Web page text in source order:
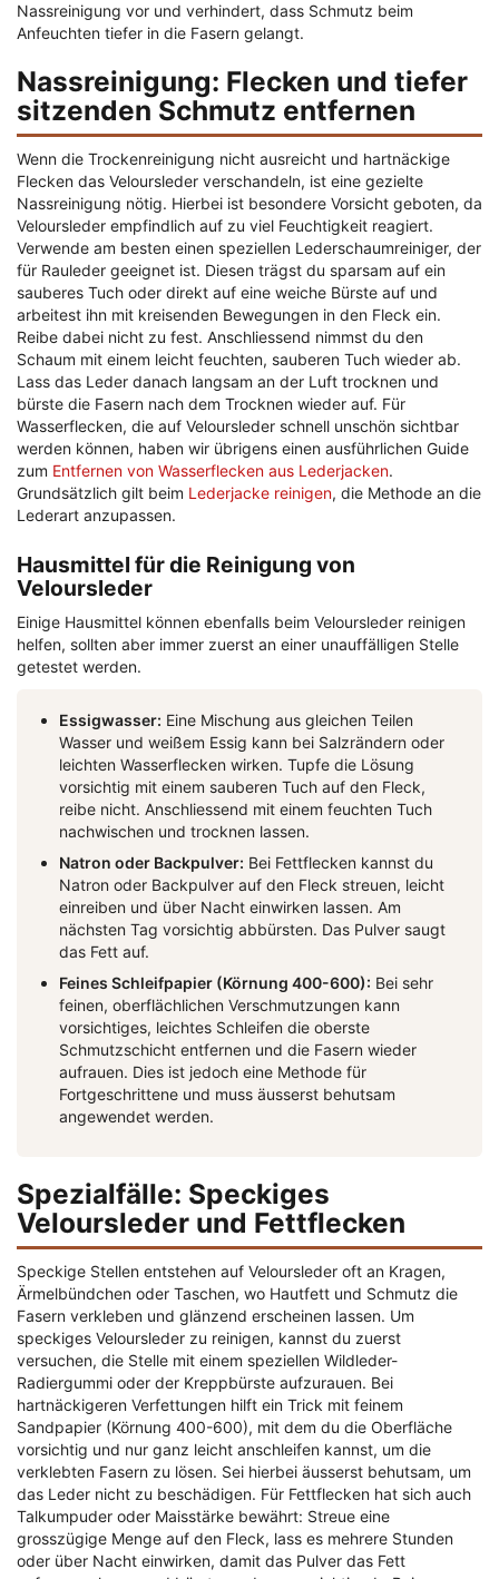
Nassreinigung vor und verhindert, dass Schmutz beim
Anfeuchten tiefer in die Fasern gelangt.
Nassreinigung: Flecken und tiefer
sitzenden Schmutz entfernen
Wenn die Trockenreinigung nicht ausreicht und hartnäckige
Flecken das Veloursleder verschandeln, ist eine gezielte
Nassreinigung nötig. Hierbei ist besondere Vorsicht geboten, da
Veloursleder empfindlich auf zu viel Feuchtigkeit reagiert.
Verwende am besten einen speziellen Lederschaumreiniger, der
für Rauleder geeignet ist. Diesen trägst du sparsam auf ein
sauberes Tuch oder direkt auf eine weiche Bürste auf und
arbeitest ihn mit kreisenden Bewegungen in den Fleck ein.
Reibe dabei nicht zu fest. Anschliessend nimmst du den
Schaum mit einem leicht feuchten, sauberen Tuch wieder ab.
Lass das Leder danach langsam an der Luft trocknen und
bürste die Fasern nach dem Trocknen wieder auf. Für
Wasserflecken, die auf Veloursleder schnell unschön sichtbar
werden können, haben wir übrigens einen ausführlichen Guide
zum Entfernen von Wasserflecken aus Lederjacken.
Grundsätzlich gilt beim Lederjacke reinigen, die Methode an die
Lederart anzupassen.
Hausmittel für die Reinigung von
Veloursleder
Einige Hausmittel können ebenfalls beim Veloursleder reinigen
helfen, sollten aber immer zuerst an einer unauffälligen Stelle
getestet werden.
Essigwasser: Eine Mischung aus gleichen Teilen
Wasser und weißem Essig kann bei Salzrändern oder
leichten Wasserflecken wirken. Tupfe die Lösung
vorsichtig mit einem sauberen Tuch auf den Fleck,
reibe nicht. Anschliessend mit einem feuchten Tuch
nachwischen und trocknen lassen.
Natron oder Backpulver: Bei Fettflecken kannst du
Natron oder Backpulver auf den Fleck streuen, leicht
einreiben und über Nacht einwirken lassen. Am
nächsten Tag vorsichtig abbürsten. Das Pulver saugt
das Fett auf.
Feines Schleifpapier (Körnung 400-600): Bei sehr
feinen, oberflächlichen Verschmutzungen kann
vorsichtiges, leichtes Schleifen die oberste
Schmutzschicht entfernen und die Fasern wieder
aufrauen. Dies ist jedoch eine Methode für
Fortgeschrittene und muss äusserst behutsam
angewendet werden.
Spezialfälle: Speckiges
Veloursleder und Fettflecken
Speckige Stellen entstehen auf Veloursleder oft an Kragen,
Ärmelbündchen oder Taschen, wo Hautfett und Schmutz die
Fasern verkleben und glänzend erscheinen lassen. Um
speckiges Veloursleder zu reinigen, kannst du zuerst
versuchen, die Stelle mit einem speziellen Wildleder-
Radiergummi oder der Kreppbürste aufzurauen. Bei
hartnäckigeren Verfettungen hilft ein Trick mit feinem
Sandpapier (Körnung 400-600), mit dem du die Oberfläche
vorsichtig und nur ganz leicht anschleifen kannst, um die
verklebten Fasern zu lösen. Sei hierbei äusserst behutsam, um
das Leder nicht zu beschädigen. Für Fettflecken hat sich auch
Talkumpuder oder Maisstärke bewährt: Streue eine
grosszügige Menge auf den Fleck, lass es mehrere Stunden
oder über Nacht einwirken, damit das Pulver das Fett